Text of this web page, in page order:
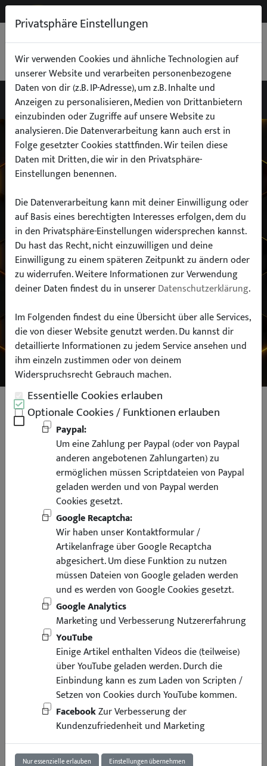
0,00 €
Wähle dein Auto
finde alle passenden Teile schnell und
einfach
Hersteller:
Modell:
SUCHEN
Nebelscheinwerfer für BMW E90
Limo E91 Touring E92 Coupe E93
Cabrio mit Linse für Sport
Privatsphäre Einstellungen
Wir verwenden Cookies und ähnliche Technologien auf
unserer Website und verarbeiten personenbezogene
Daten von dir (z.B. IP-Adresse), um z.B. Inhalte und
Anzeigen zu personalisieren, Medien von Drittanbietern
einzubinden oder Zugriffe auf unsere Website zu
analysieren. Die Datenverarbeitung kann auch erst in
Folge gesetzter Cookies stattfinden. Wir teilen diese
Daten mit Dritten, die wir in den Privatsphäre-
Einstellungen benennen.
Die Datenverarbeitung kann mit deiner Einwilligung oder
auf Basis eines berechtigten Interesses erfolgen, dem du
in den Privatsphäre-Einstellungen widersprechen kannst.
Du hast das Recht, nicht einzuwilligen und deine
Einwilligung zu einem späteren Zeitpunkt zu ändern oder
zu widerrufen. Weitere Informationen zur Verwendung
deiner Daten findest du in unsererDatenschutzerklärung.
Im Folgenden findest du eine Übersicht über alle Services,
die von dieser Website genutzt werden. Du kannst dir
detaillierte Informationen zu jedem Service ansehen und
ihm einzeln zustimmen oder von deinem
Widerspruchsrecht Gebrauch machen.
Essentielle Cookies erlauben
Optionale Cookies / Funktionen erlauben
Paypal:
Um eine Zahlung per Paypal (oder von Paypal
anderen angebotenen Zahlungarten) zu
ermöglichen müssen Scriptdateien von Paypal
geladen werden und von Paypal werden
Cookies gesetzt.
Google Recaptcha:
Wir haben unser Kontaktformular /
Artikelanfrage über Google Recaptcha
abgesichert. Um diese Funktion zu nutzen
müssen Dateien von Google geladen werden
und es werden von Google Cookies gesetzt.
Google Analytics
Marketing und Verbesserung Nutzererfahrung
YouTube
Einige Artikel enthalten Videos die (teilweise)
über YouTube geladen werden. Durch die
Einbindung kann es zum Laden von Scripten /
Setzen von Cookies durch YouTube kommen.
FacebookZur Verbesserung der
Kundenzufriedenheit und Marketing
Nur essenzielle erlauben Einstellungen übernehmen